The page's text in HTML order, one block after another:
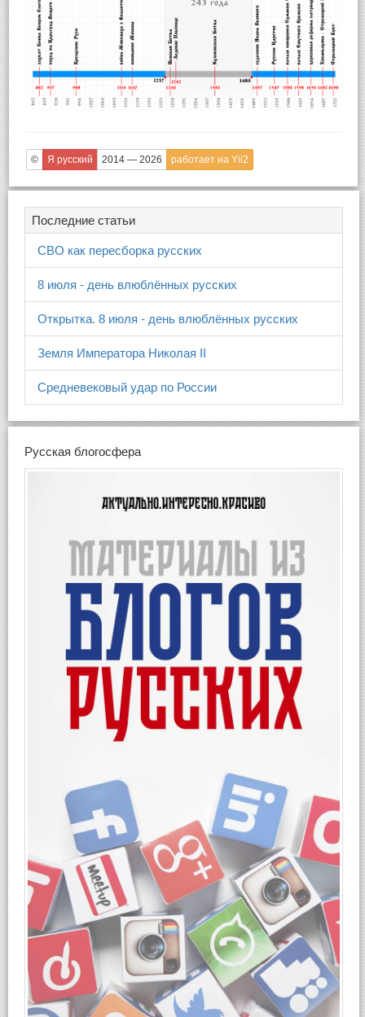
© Я русский 2014 — 2026 работает на Yii2
Последние статьи
СВО как пересборка русских
8 июля - день влюблённых русских
Открытка. 8 июля - день влюблённых русских
Земля Императора Николая II
Средневековый удар по России
Русская блогосфера